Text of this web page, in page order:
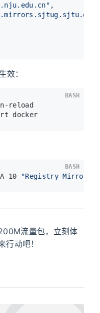
,
效：
reload
docker
BASH
10 "Registry Mirrors"
BASH
流量包，立刻体
行动吧！